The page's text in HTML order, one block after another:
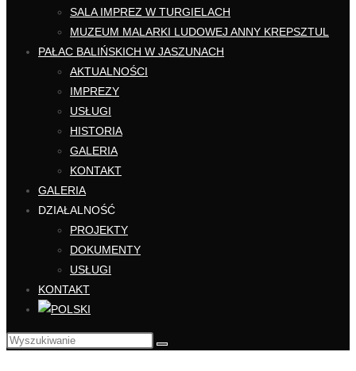
SALA IMPREZ W TURGIELACH
MUZEUM MALARKI LUDOWEJ ANNY KREPSZTUL
PAŁAC BALIŃSKICH W JASZUNACH
AKTUALNOŚCI
IMPREZY
USŁUGI
HISTORIA
GALERIA
KONTAKT
GALERIA
DZIAŁALNOŚĆ
PROJEKTY
DOKUMENTY
USŁUGI
KONTAKT